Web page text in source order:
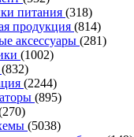
питания (318)
продукция (814)
аксессуары (281)
(1002)
(832)
(2244)
(895)
(5038)